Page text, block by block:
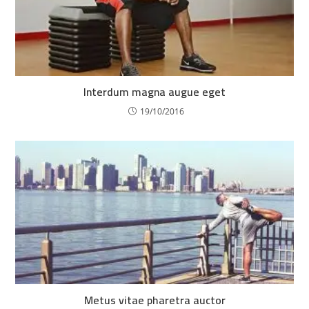
Interdum magna augue eget
19/10/2016
Metus vitae pharetra auctor